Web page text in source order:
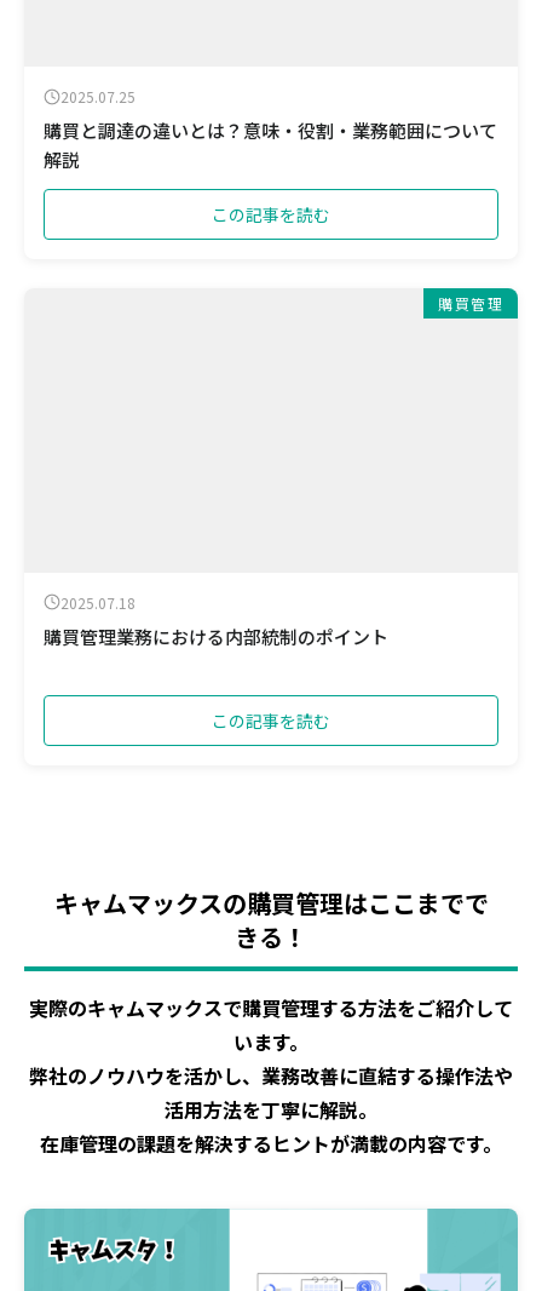
2025.07.25
購買と調達の違いとは？意味・役割・業務範囲について
解説
この記事を読む
購買管理
2025.07.18
購買管理業務における内部統制のポイント
この記事を読む
キャムマックスの購買管理はここまでで
きる！
実際のキャムマックスで購買管理する方法をご紹介して
います。
弊社のノウハウを活かし、業務改善に直結する操作法や
活用方法を丁寧に解説。
在庫管理の課題を解決するヒントが満載の内容です。